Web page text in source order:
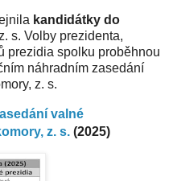
kandidátky do
s. Volby prezidenta,
prezidia spolku proběhnou
náhradním zasedání
z. s.
valné
z. s.(2025)